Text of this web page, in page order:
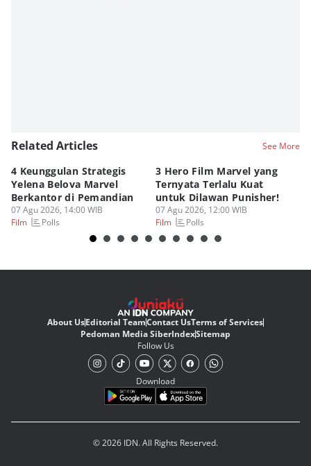
Related Articles See More
4 Keunggulan Strategis
Yelena Belova Marvel
Berkantor di Pemandian
07 Agu 2026, 14:00 WIB
Film
Polls
3 Hero Film Marvel yang
Ternyata Terlalu Kuat
untuk Dilawan Punisher!
07 Agu 2026, 12:00 WIB
Film
Polls
About UsEditorial TeamContact UsTerms of Services
Pedoman Media SiberIndexSitemap
Follow Us
Download
© 2026 IDN. All Rights Reserved.